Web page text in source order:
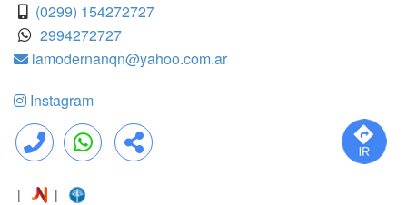
Contactenos
(0299) 154272727
2994272727
lamodernanqn@yahoo.com.ar
Instagram
Llamar WhatsApp Compartir
| |